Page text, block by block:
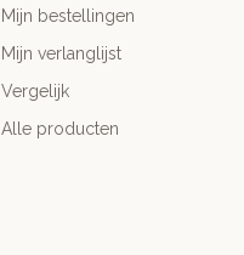
Mijn bestellingen
Mijn verlanglijst
Vergelijk
Alle producten